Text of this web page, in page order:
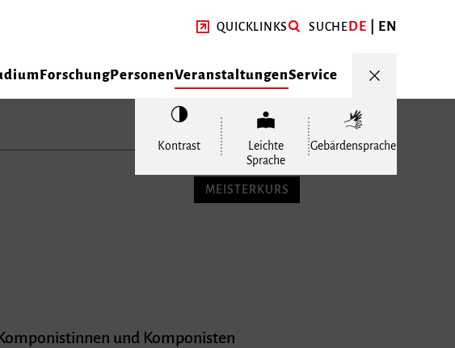
QUICKLINKS SUCHEDE EN
ForschungPersonenVeranstaltungenService
Kontrast
Leichte
Sprache
Gebärdensprache
MEISTERKURS
und Komponisten